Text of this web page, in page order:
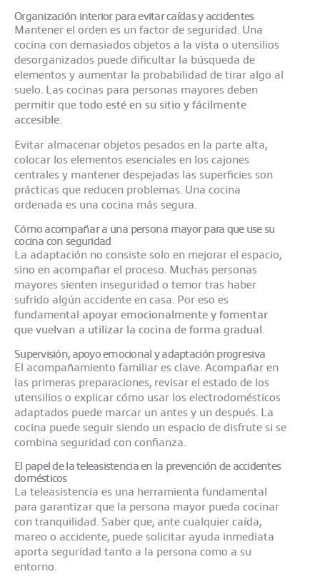
Organización interior para evitar caídas y accidentes
Mantener el orden es un factor de seguridad. Una
cocina con demasiados objetos a la vista o utensilios
desorganizados puede dificultar la búsqueda de
elementos y aumentar la probabilidad de tirar algo al
suelo. Las cocinas para personas mayores deben
permitir que todo esté en su sitio y fácilmente
accesible
Evitar almacenar objetos pesados en la parte alta,
colocar los elementos esenciales en los cajones
centrales y mantener despejadas las superficies son
prácticas que reducen problemas. Una cocina
ordenada es una cocina más segura.
Cómo acompañar a una persona mayor para que use su
cocina con seguridad
La adaptación no consiste solo en mejorar el espacio,
sino en acompañar el proceso. Muchas personas
mayores sienten inseguridad o temor tras haber
sufrido algún accidente en casa. Por eso es
fundamental apoyar emocionalmente y fomentar
que vuelvan a utilizar la cocina de forma gradual.
Supervisión, apoyo emocional y adaptación progresiva
El acompañamiento familiar es clave. Acompañar en
las primeras preparaciones, revisar el estado de los
utensilios o explicar cómo usar los electrodomésticos
adaptados puede marcar un antes y un después. La
cocina puede seguir siendo un espacio de disfrute si se
combina seguridad con confianza.
El papel de la teleasistencia en la prevención de accidentes
domésticos
La teleasistencia es una herramienta fundamental
para garantizar que la persona mayor pueda cocinar
con tranquilidad. Saber que, ante cualquier caída,
mareo o accidente, puede solicitar ayuda inmediata
aporta seguridad tanto a la persona como a su
entorno.